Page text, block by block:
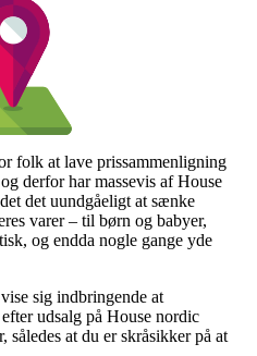
folk at lave prissammenligning
derfor har massevis af House
det uundgåeligt at sænke
varer – til børn og babyer,
og endda nogle gange yde
sig indbringende at
udsalg på House nordic
at du er skråsikker på at